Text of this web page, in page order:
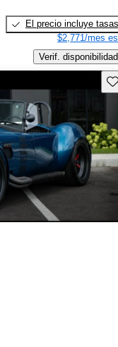
El precio incluye tasas
$2,771/mes
Verif. disponibilidad